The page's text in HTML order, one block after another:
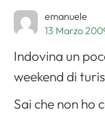
emanuele
13 Marzo
Indovina un
weekend di
Sai che non ho